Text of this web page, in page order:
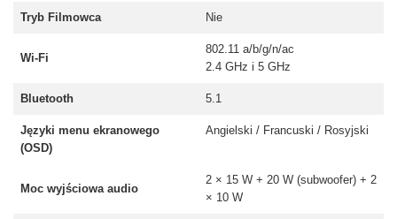
Tryb Filmowca Nie
Wi-Fi
802.11 a/b/g/n/ac
2.4 GHz i 5 GHz
Bluetooth 5.1
Języki menu ekranowego
(OSD)
Angielski / Francuski / Rosyjski
Moc wyjściowa audio
2 × 15 W + 20 W (subwoofer) + 2
× 10 W